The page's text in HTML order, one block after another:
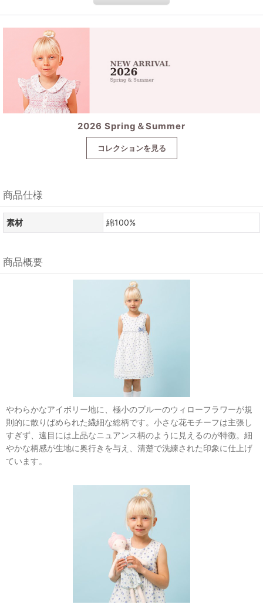
2026 Spring＆Summer
コレクションを見る
商品仕様
素材 綿100%
商品概要
やわらかなアイボリー地に、極小のブルーのウィローフラワーが規
則的に散りばめられた繊細な総柄です。小さな花モチーフは主張し
すぎず、遠目には上品なニュアンス柄のように見えるのが特徴。細
やかな柄感が生地に奥行きを与え、清楚で洗練された印象に仕上げ
ています。